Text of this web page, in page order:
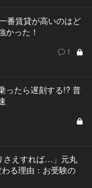
番賃貸が高いのはど
かった！
1
ったら遅刻する!? 普
さえすれば…」元丸
る理由：お受験の